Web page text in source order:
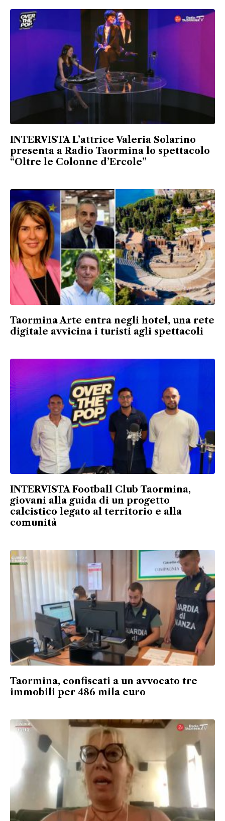
INTERVISTA L’attrice Valeria Solarino
presenta a Radio Taormina lo spettacolo
“Oltre le Colonne d’Ercole”
Taormina Arte entra negli hotel, una rete
digitale avvicina i turisti agli spettacoli
INTERVISTA Football Club Taormina,
giovani alla guida di un progetto
calcistico legato al territorio e alla
comunità
Taormina, confiscati a un avvocato tre
immobili per 486 mila euro